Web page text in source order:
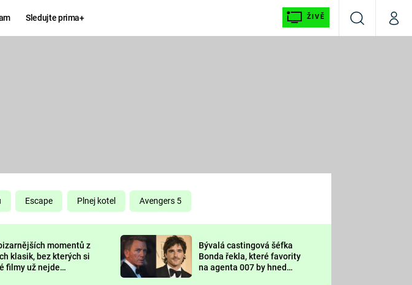
Sledujte prima+ ŽIVĚ
VyhledáváníMůj
KOMEDIE
CHUCK
NORRIS
DEADPOOL
Prima LAJK
Sledujte nás
Escape Plnej kotel Avengers 5
momentů z
klasik, bez kterých si
filmy už nejde
Bývalá castingová šéfka
Bonda řekla, které favority
na agenta 007 by hned